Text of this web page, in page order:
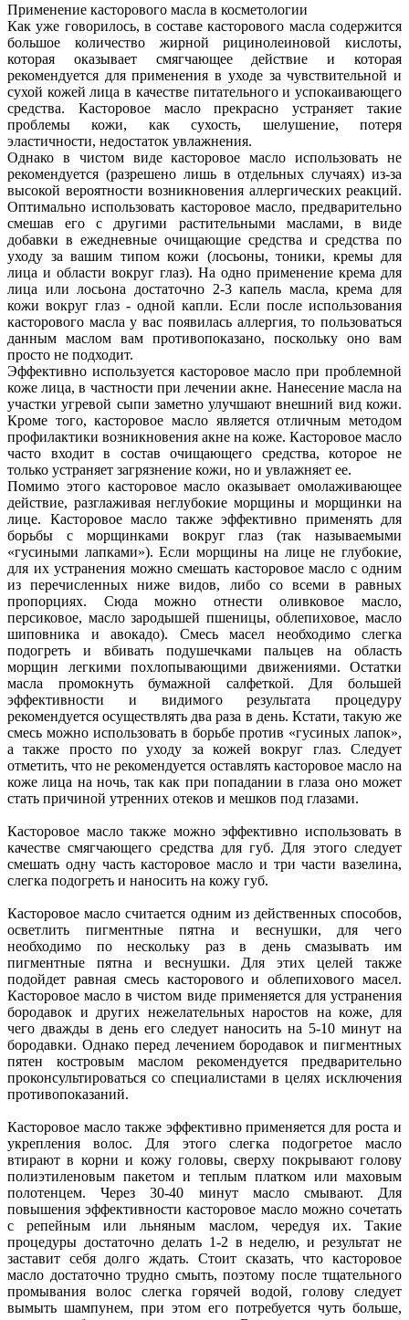
Применение касторового масла в косметологии
Как уже говорилось, в составе касторового масла содержится
большое количество жирной рицинолеиновой кислоты,
которая оказывает смягчающее действие и которая
рекомендуется для применения в уходе за чувствительной и
сухой кожей лица в качестве питательного и успокаивающего
средства. Касторовое масло прекрасно устраняет такие
проблемы кожи, как сухость, шелушение, потеря
эластичности, недостаток увлажнения.
Однако в чистом виде касторовое масло использовать не
рекомендуется (разрешено лишь в отдельных случаях) из-за
высокой вероятности возникновения аллергических реакций.
Оптимально использовать касторовое масло, предварительно
смешав его с другими растительными маслами, в виде
добавки в ежедневные очищающие средства и средства по
уходу за вашим типом кожи (лосьоны, тоники, кремы для
лица и области вокруг глаз). На одно применение крема для
лица или лосьона достаточно 2-3 капель масла, крема для
кожи вокруг глаз - одной капли. Если после использования
касторового масла у вас появилась аллергия, то пользоваться
данным маслом вам противопоказано, поскольку оно вам
просто не подходит.
Эффективно используется касторовое масло при проблемной
коже лица, в частности при лечении акне. Нанесение масла на
участки угревой сыпи заметно улучшают внешний вид кожи.
Кроме того, касторовое масло является отличным методом
профилактики возникновения акне на коже. Касторовое масло
часто входит в состав очищающего средства, которое не
только устраняет загрязнение кожи, но и увлажняет ее.
Помимо этого касторовое масло оказывает омолаживающее
действие, разглаживая неглубокие морщины и морщинки на
лице. Касторовое масло также эффективно применять для
борьбы с морщинками вокруг глаз (так называемыми
«гусиными лапками»). Если морщины на лице не глубокие,
для их устранения можно смешать касторовое масло с одним
из перечисленных ниже видов, либо со всеми в равных
пропорциях. Сюда можно отнести оливковое масло,
персиковое, масло зародышей пшеницы, облепиховое, масло
шиповника и авокадо). Смесь масел необходимо слегка
подогреть и вбивать подушечками пальцев на область
морщин легкими похлопывающими движениями. Остатки
масла промокнуть бумажной салфеткой. Для большей
эффективности и видимого результата процедуру
рекомендуется осуществлять два раза в день. Кстати, такую же
смесь можно использовать в борьбе против «гусиных лапок»,
а также просто по уходу за кожей вокруг глаз. Следует
отметить, что не рекомендуется оставлять касторовое масло на
коже лица на ночь, так как при попадании в глаза оно может
стать причиной утренних отеков и мешков под глазами.
Касторовое масло также можно эффективно использовать в
качестве смягчающего средства для губ. Для этого следует
смешать одну часть касторовое масло и три части вазелина,
слегка подогреть и наносить на кожу губ.
Касторовое масло считается одним из действенных способов,
осветлить пигментные пятна и веснушки, для чего
необходимо по нескольку раз в день смазывать им
пигментные пятна и веснушки. Для этих целей также
подойдет равная смесь касторового и облепихового масел.
Касторовое масло в чистом виде применяется для устранения
бородавок и других нежелательных наростов на коже, для
чего дважды в день его следует наносить на 5-10 минут на
бородавки. Однако перед лечением бородавок и пигментных
пятен костровым маслом рекомендуется предварительно
проконсультироваться со специалистами в целях исключения
противопоказаний.
Касторовое масло также эффективно применяется для роста и
укрепления волос. Для этого слегка подогретое масло
втирают в корни и кожу головы, сверху покрывают голову
полиэтиленовым пакетом и теплым платком или маховым
полотенцем. Через 30-40 минут масло смывают. Для
повышения эффективности касторовое масло можно сочетать
с репейным или льняным маслом, чередуя их. Такие
процедуры достаточно делать 1-2 в неделю, и результат не
заставит себя долго ждать. Стоит сказать, что касторовое
масло достаточно трудно смыть, поэтому после тщательного
промывания волос слегка горячей водой, голову следует
вымыть шампунем, при этом его потребуется чуть больше,